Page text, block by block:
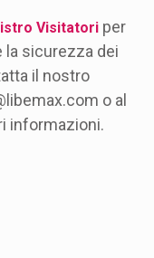
Visitatori per
la sicurezza dei
il nostro
o al
informazioni.